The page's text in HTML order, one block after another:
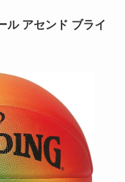
ル アセンド ブライ